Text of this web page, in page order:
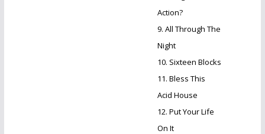
Action?
9. All Through The
Night
10. Sixteen Blocks
11. Bless This
Acid House
12. Put Your Life
On It